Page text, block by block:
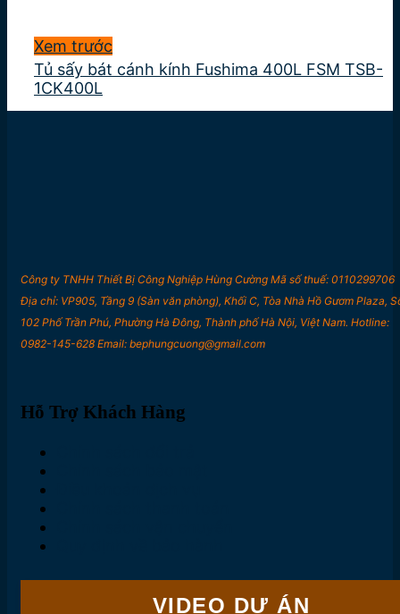
Xem trước
Tủ sấy bát cánh kính Fushima 400L FSM TSB-
1CK400L
Công ty TNHH Thiết Bị Công Nghiệp Hùng Cường Mã số thuế: 0110299706
Địa chỉ: VP905, Tầng 9 (Sàn văn phòng), Khối C, Tòa Nhà Hồ Gươm Plaza,
102 Phố Trần Phú, Phường Hà Đông, Thành phố Hà Nội, Việt Nam. Hotline:
0982-145-628 Email: bephungcuong@gmail.com
Hỗ Trợ Khách Hàng
VIDEO DỰ ÁN